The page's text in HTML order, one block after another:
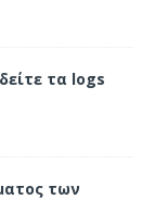
τα logs
των